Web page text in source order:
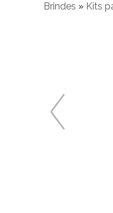
Brindes » Kits